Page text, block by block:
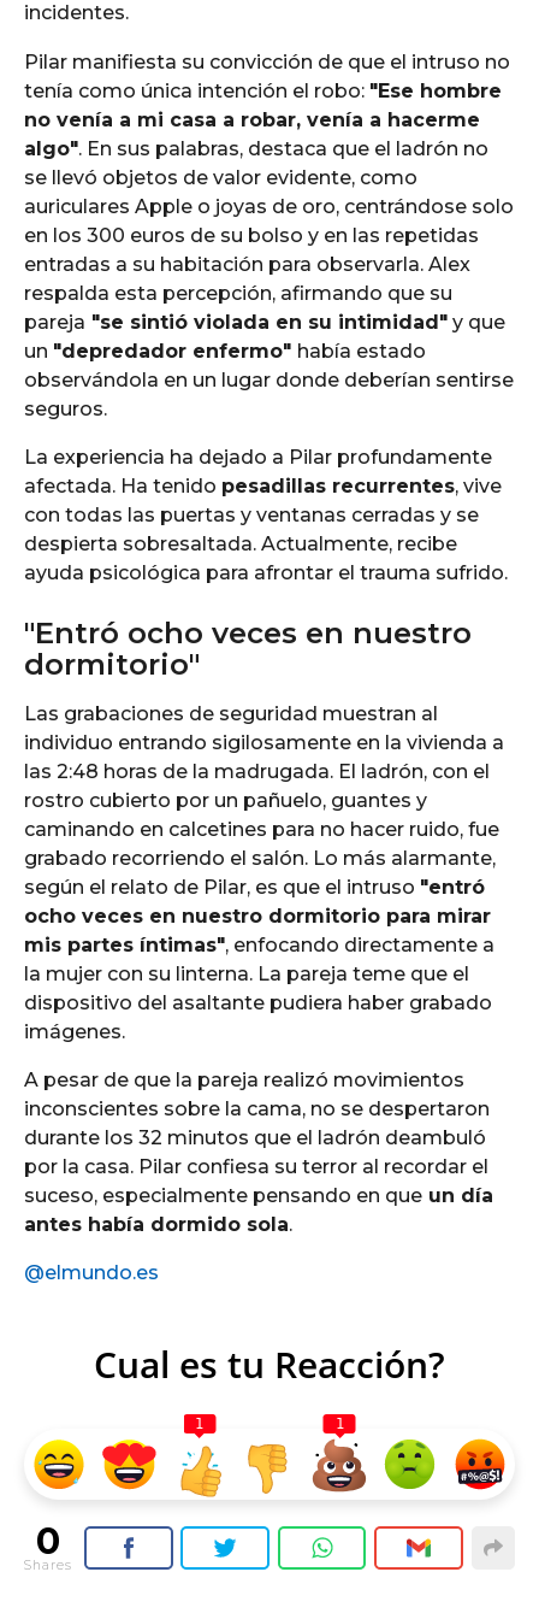
incidentes.
Pilar manifiesta su convicción de que el intruso no
tenía como única intención el robo: "Ese hombre
no venía a mi casa a robar, venía a hacerme
algo". En sus palabras, destaca que el ladrón no
se llevó objetos de valor evidente, como
auriculares Apple o joyas de oro, centrándose solo
en los 300 euros de su bolso y en las repetidas
entradas a su habitación para observarla. Alex
respalda esta percepción, afirmando que su
pareja "se sintió violada en su intimidad" y que
un "depredador enfermo" había estado
observándola en un lugar donde deberían sentirse
seguros.
La experiencia ha dejado a Pilar profundamente
afectada. Ha tenido pesadillas recurrentes, vive
con todas las puertas y ventanas cerradas y se
despierta sobresaltada. Actualmente, recibe
ayuda psicológica para afrontar el trauma sufrido.
"Entró ocho veces en nuestro
dormitorio"
Las grabaciones de seguridad muestran al
individuo entrando sigilosamente en la vivienda a
las 2:48 horas de la madrugada. El ladrón, con el
rostro cubierto por un pañuelo, guantes y
caminando en calcetines para no hacer ruido, fue
grabado recorriendo el salón. Lo más alarmante,
según el relato de Pilar, es que el intruso "entró
ocho veces en nuestro dormitorio para mirar
mis partes íntimas", enfocando directamente a
la mujer con su linterna. La pareja teme que el
dispositivo del asaltante pudiera haber grabado
imágenes.
A pesar de que la pareja realizó movimientos
inconscientes sobre la cama, no se despertaron
durante los 32 minutos que el ladrón deambuló
por la casa. Pilar confiesa su terror al recordar el
suceso, especialmente pensando en que un día
antes había dormido sola.
@elmundo.es
Cual es tu Reacción?
1 1
0
Shares